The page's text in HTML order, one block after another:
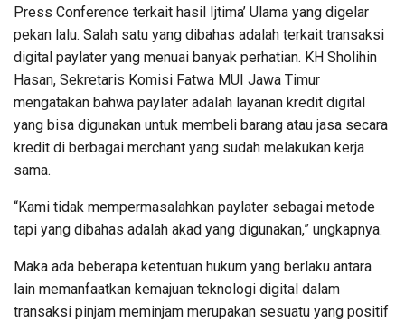
Press Conference terkait hasil Ijtima’ Ulama yang digelar
pekan lalu. Salah satu yang dibahas adalah terkait transaksi
digital paylater yang menuai banyak perhatian. KH Sholihin
Hasan, Sekretaris Komisi Fatwa MUI Jawa Timur
mengatakan bahwa paylater adalah layanan kredit digital
yang bisa digunakan untuk membeli barang atau jasa secara
kredit di berbagai merchant yang sudah melakukan kerja
sama.
“Kami tidak mempermasalahkan paylater sebagai metode
tapi yang dibahas adalah akad yang digunakan,” ungkapnya.
Maka ada beberapa ketentuan hukum yang berlaku antara
lain memanfaatkan kemajuan teknologi digital dalam
transaksi pinjam meminjam merupakan sesuatu yang positif